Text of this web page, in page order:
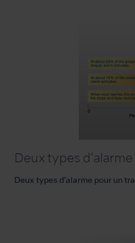
Deux types d’alarme
Deux types d’alarme pour un